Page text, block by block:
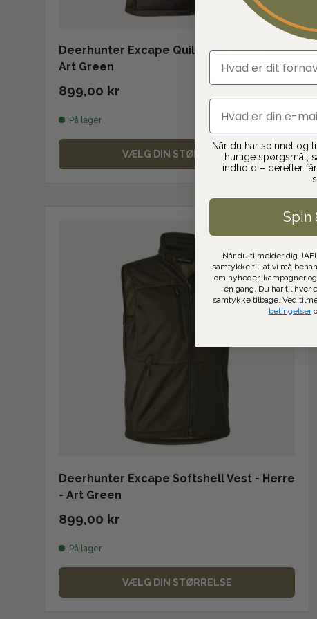
Deerhunter Excape Quilted Vest - Herre -
Art Green
899,00 kr
På lager
VÆLG DIN STØRRELSE
Deerhunter Excape Softshell Vest - Herre
- Art Green
899,00 kr
På lager
VÆLG DIN STØRRELSE
fornavn
email
Når du har spinnet og
hurtige spørgsmål,
indhold – derefter
Når du tilmelder dig
samtykke til, at vi må
om nyheder, kampagner
én gang. Du har til
samtykke tilbage. Ved
betingelser